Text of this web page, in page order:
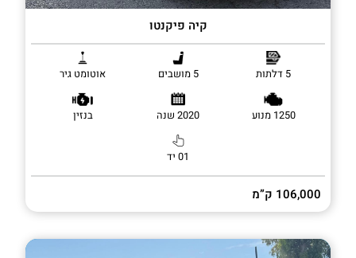
קיה פיקנטו
5 דלתות 5 מושבים אוטומט גיר
1250 מנוע 2020 שנה בנזין
01 יד
106,000 ק”מ